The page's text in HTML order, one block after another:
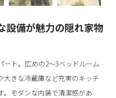
設備が魅力の隠れ家物
ート。広めの2〜3ベッドルーム
大きな冷蔵庫など充実のキッチ
。モダンな内装で清潔感があ